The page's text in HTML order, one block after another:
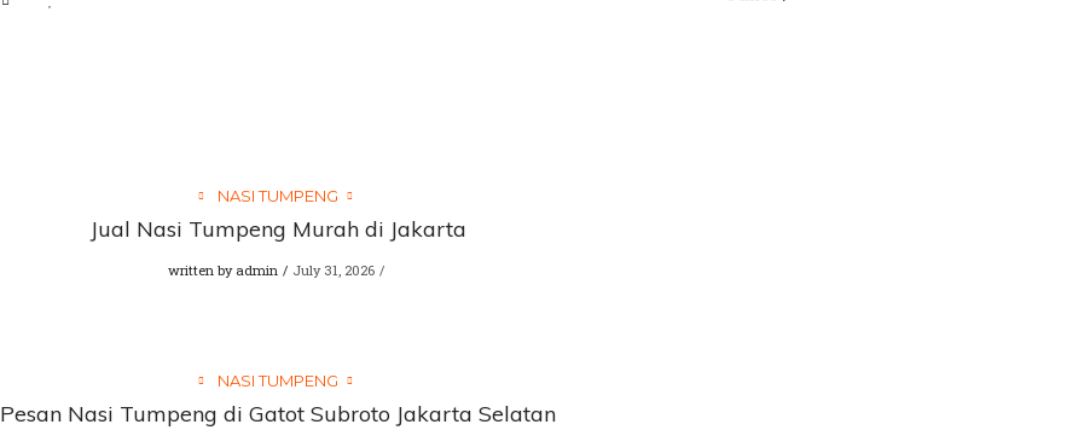
NASI TUMPENG
Jual Nasi Tumpeng Murah di Jakarta
written by admin July 31, 2026
NASI TUMPENG
Pesan Nasi Tumpeng di Gatot Subroto Jakarta Selatan